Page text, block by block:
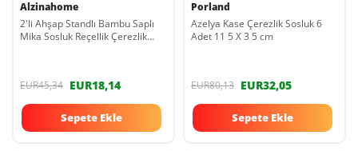
Alzinahome
2'li Ahşap Standlı Bambu Saplı
Mika Sosluk Reçellik Çerezlik
EUR45,34 EUR18,14
Sepete Ekle
Porland
Azelya Kase Çerezlik Sosluk 6
Adet 11 5 X 3 5 cm
EUR80,13 EUR32,05
Sepete Ekle